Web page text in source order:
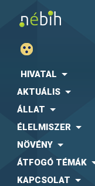
HIVATAL
AKTUÁLIS
ÁLLAT
ÉLELMISZER
NÖVÉNY
ÁTFOGÓ TÉMÁK
KAPCSOLAT